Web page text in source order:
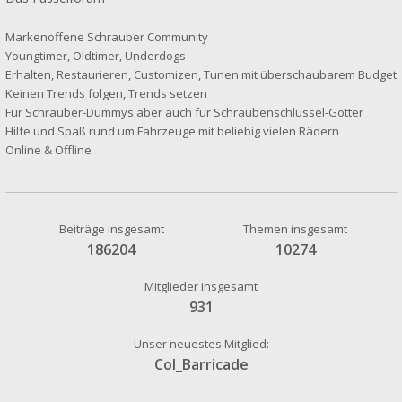
Markenoffene Schrauber Community
Youngtimer, Oldtimer, Underdogs
Erhalten, Restaurieren, Customizen, Tunen mit überschaubarem Budget
Keinen Trends folgen, Trends setzen
Für Schrauber-Dummys aber auch für Schraubenschlüssel-Götter
Hilfe und Spaß rund um Fahrzeuge mit beliebig vielen Rädern
Online & Offline
Beiträge insgesamt
186204
Themen insgesamt
10274
Mitglieder insgesamt
931
Unser neuestes Mitglied:
Col_Barricade